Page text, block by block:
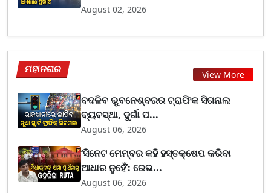
August 02, 2026
ମହାନଗର View More
ବଦଳିବ ଭୁବନେଶ୍ବରର ଟ୍ରାଫିକ ସିଗନାଲ
ବ୍ୟବସ୍ଥା, ଦୁର୍ଗା ପ...
August 06, 2026
‘ସିନେଟ ମେମ୍ବର କହି ହସ୍ତକ୍ଷେପ କରିବା
ଆଧାର ନୁହେଁ’: ରେଭ...
August 06, 2026